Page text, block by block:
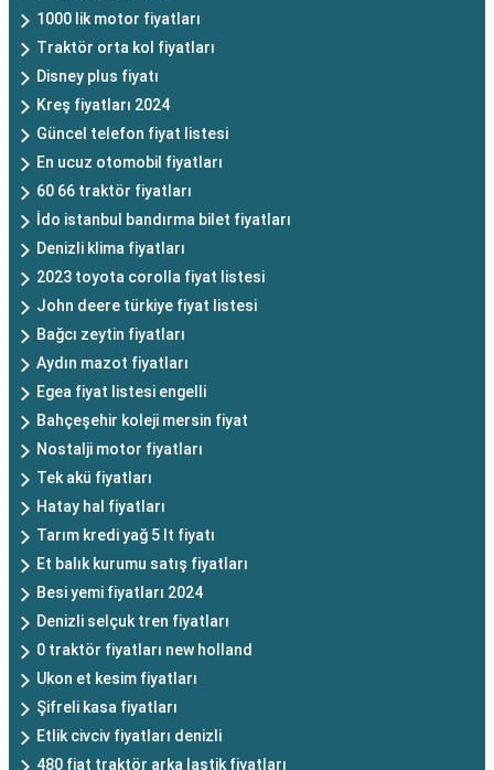
1000 lik motor fiyatları
Traktör orta kol fiyatları
Disney plus fiyatı
Kreş fiyatları 2024
Güncel telefon fiyat listesi
En ucuz otomobil fiyatları
60 66 traktör fiyatları
İdo istanbul bandırma bilet fiyatları
Denizli klima fiyatları
2023 toyota corolla fiyat listesi
John deere türkiye fiyat listesi
Bağcı zeytin fiyatları
Aydın mazot fiyatları
Egea fiyat listesi engelli
Bahçeşehir koleji mersin fiyat
Nostalji motor fiyatları
Tek akü fiyatları
Hatay hal fiyatları
Tarım kredi yağ 5 lt fiyatı
Et balık kurumu satış fiyatları
Besi yemi fiyatları 2024
Denizli selçuk tren fiyatları
0 traktör fiyatları new holland
Ukon et kesim fiyatları
Şifreli kasa fiyatları
Etlik civciv fiyatları denizli
480 fiat traktör arka lastik fiyatları